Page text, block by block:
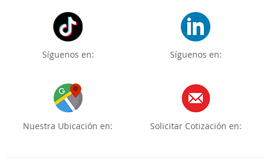
Síguenos en: Síguenos en:
Nuestra Ubicación en: Solicitar Cotización en: